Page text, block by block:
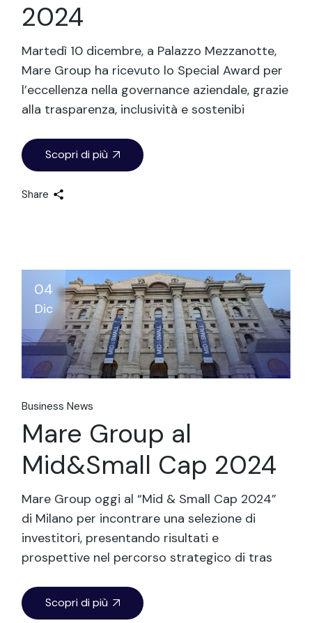
2024
Martedì 10 dicembre, a Palazzo Mezzanotte,
Mare Group ha ricevuto lo Special Award per
l’eccellenza nella governance aziendale, grazie
alla trasparenza, inclusività e sostenibi
Scopri di più
Share
04
Dic
Business News
Mare Group al
Mid&Small Cap 2024
Mare Group oggi al “Mid & Small Cap 2024”
di Milano per incontrare una selezione di
investitori, presentando risultati e
prospettive nel percorso strategico di tras
Scopri di più